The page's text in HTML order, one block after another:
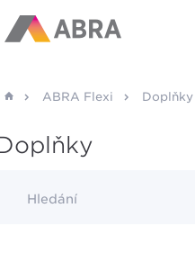
ABRA Flexi Doplňky
Hledání